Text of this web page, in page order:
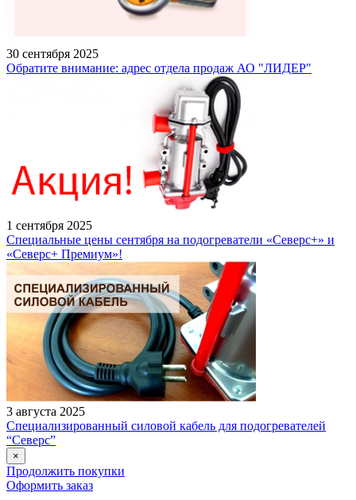
30 сентября 2025
Обратите внимание: адрес отдела продаж АО "ЛИДЕР"
1 сентября 2025
Специальные цены сентября на подогреватели «Северс+» и
«Северс+ Премиум»!
3 августа 2025
Специализированный силовой кабель для подогревателей
“Северс”
×
Продолжить покупки
Оформить заказ